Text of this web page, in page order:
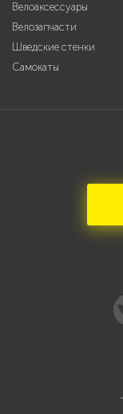
Велоаксессуары
Велозапчасти
Шведские стенки
Самокаты